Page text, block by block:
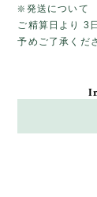
❇️発送について
ご精算日より 3
予めご了承くだ